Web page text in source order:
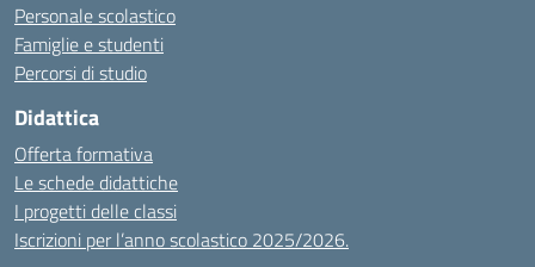
Personale scolastico
Famiglie e studenti
Percorsi di studio
Didattica
Offerta formativa
Le schede didattiche
I progetti delle classi
Iscrizioni per l’anno scolastico 2025/2026.